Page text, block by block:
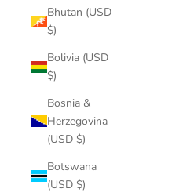
Bhutan (USD
$)
Bolivia (USD
$)
Bosnia &
Herzegovina
(USD $)
Botswana
(USD $)